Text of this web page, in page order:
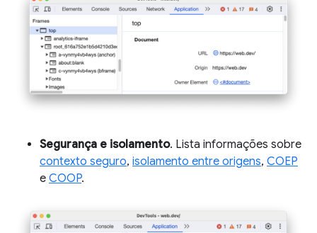
Segurança e isolamento. Lista informações sobre
contexto seguro, isolamento entre origens, COEP
e COOP.